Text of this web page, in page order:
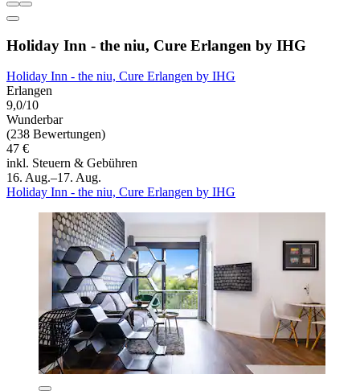
Holiday Inn - the niu, Cure Erlangen by IHG
Holiday Inn - the niu, Cure Erlangen by IHG
Erlangen
9,0/10
Wunderbar
(238 Bewertungen)
47 €
inkl. Steuern & Gebühren
16. Aug.–17. Aug.
Holiday Inn - the niu, Cure Erlangen by IHG